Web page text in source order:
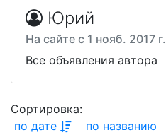
Юрий
На сайте с 1 нояб. 2017 г.
Все объявления автора
Сортировка:
по дате
по названию